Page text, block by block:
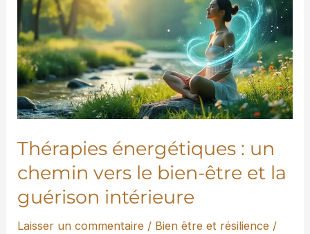
Thérapies énergétiques : un
chemin vers le bien-être et la
guérison intérieure
Laisser un commentaire / Bien être et résilience /
un
chemin
vers
le
bien-
et
la
guérison
intérieure